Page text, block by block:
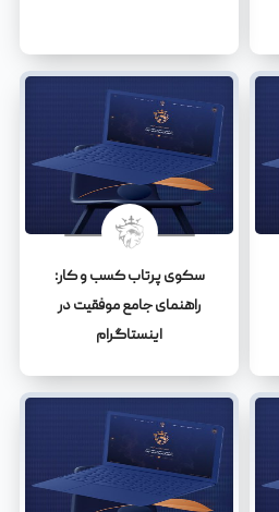
سکوی پرتاب کسب و کار:
راهنمای جامع موفقیت در
اینستاگرام